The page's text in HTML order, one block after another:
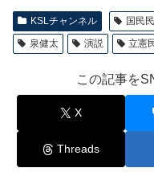
KSLチャンネル 国民
泉健太
演説 立憲
この記事を
X
Threads